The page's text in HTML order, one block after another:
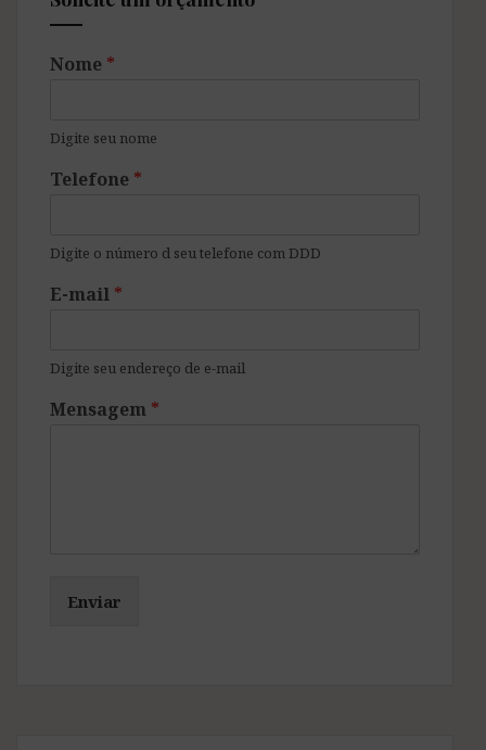
Nome *
Digite seu nome
Telefone *
Digite o número d seu telefone com DDD
E-mail *
Digite seu endereço de e-mail
Mensagem *
Enviar